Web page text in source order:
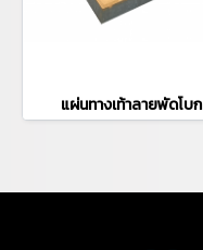
แผ่นทางเท้าลายพัดโบก